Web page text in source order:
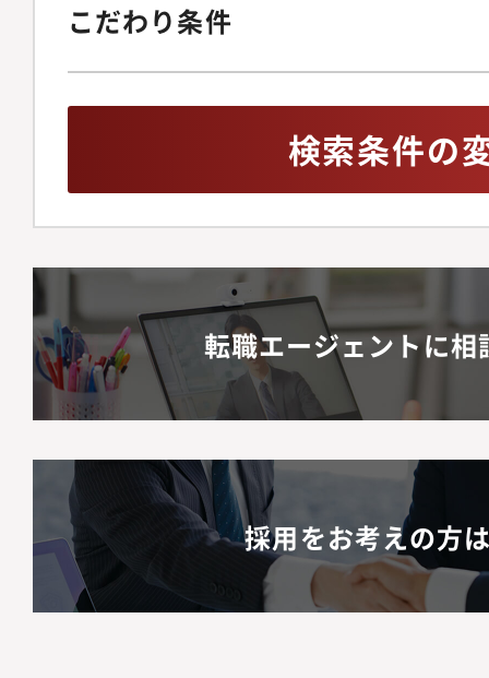
い。
こだわり条件
検索条件の
転職エージェントに相
採用をお考えの方